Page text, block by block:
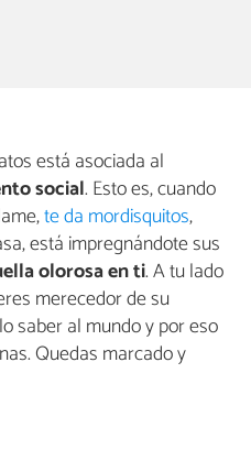
está asociada al
social. Esto es, cuando
te da mordisquitos,
está impregnándote sus
olorosa en ti. A tu lado
merecedor de su
saber al mundo y por eso
Quedas marcado y